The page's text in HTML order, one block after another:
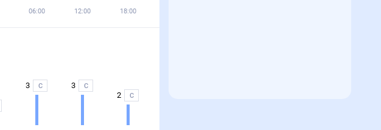
06:00 12:00 18:00
3 С 3 С
2 С